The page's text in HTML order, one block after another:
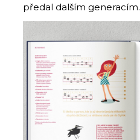
předal dalším generacím.